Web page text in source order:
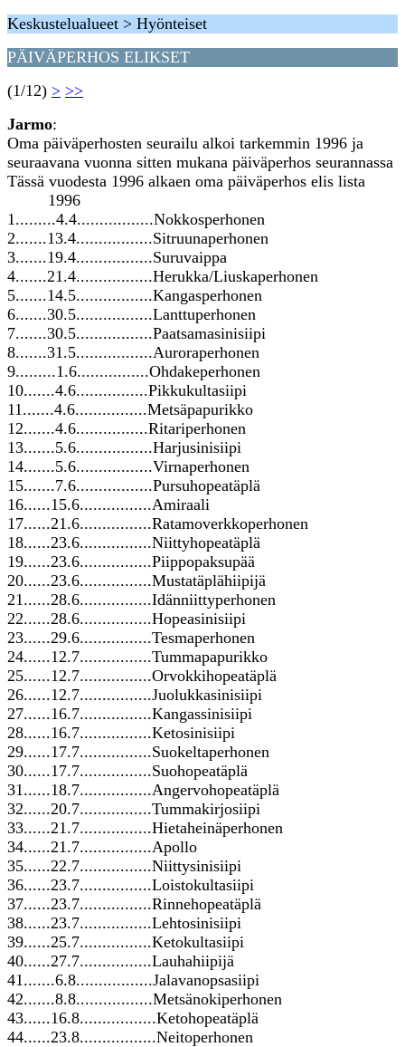
Keskustelualueet > Hyönteiset
PÄIVÄPERHOS ELIKSET
(1/12) > >>
Jarmo:
Oma päiväperhosten seurailu alkoi tarkemmin 1996 ja
seuraavana vuonna sitten mukana päiväperhos seurannassa
Tässä vuodesta 1996 alkaen oma päiväperhos elis lista
1996
1.........4.4.................Nokkosperhonen
2.......13.4.................Sitruunaperhonen
3.......19.4.................Suruvaippa
4.......21.4.................Herukka/Liuskaperhonen
5.......14.5.................Kangasperhonen
6.......30.5.................Lanttuperhonen
7.......30.5.................Paatsamasinisiipi
8.......31.5.................Auroraperhonen
9.........1.6................Ohdakeperhonen
10.......4.6................Pikkukultasiipi
11.......4.6................Metsäpapurikko
12.......4.6................Ritariperhonen
13.......5.6.................Harjusinisiipi
14.......5.6.................Virnaperhonen
15.......7.6.................Pursuhopeatäplä
16......15.6................Amiraali
17......21.6................Ratamoverkkoperhonen
18......23.6................Niittyhopeatäplä
19......23.6................Piippopaksupää
20......23.6................Mustatäplähiipijä
21......28.6................Idänniittyperhonen
22......28.6................Hopeasinisiipi
23......29.6................Tesmaperhonen
24......12.7................Tummapapurikko
25......12.7................Orvokkihopeatäplä
26......12.7................Juolukkasinisiipi
27......16.7................Kangassinisiipi
28......16.7................Ketosinisiipi
29......17.7................Suokeltaperhonen
30......17.7................Suohopeatäplä
31......18.7................Angervohopeatäplä
32......20.7................Tummakirjosiipi
33......21.7................Hietaheinäperhonen
34......21.7................Apollo
35......22.7................Niittysinisiipi
36......23.7................Loistokultasiipi
37......23.7................Rinnehopeatäplä
38......23.7................Lehtosinisiipi
39......25.7................Ketokultasiipi
40......27.7................Lauhahiipijä
41.......6.8.................Jalavanopsasiipi
42.......8.8.................Metsänokiperhonen
43......16.8.................Ketohopeatäplä
44......23.8.................Neitoperhonen